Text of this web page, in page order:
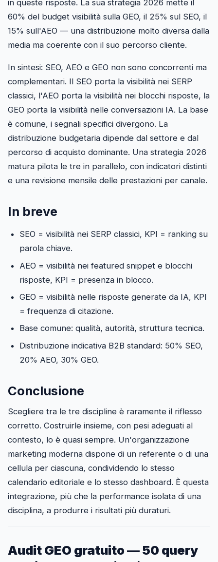
in queste risposte. La sua strategia 2026 mette il
60% del budget visibilità sulla GEO, il 25% sul SEO, il
15% sull'AEO — una distribuzione molto diversa dalla
media ma coerente con il suo percorso cliente.
In sintesi: SEO, AEO e GEO non sono concorrenti ma
complementari. Il SEO porta la visibilità nei SERP
classici, l'AEO porta la visibilità nei blocchi risposte, la
GEO porta la visibilità nelle conversazioni IA. La base
è comune, i segnali specifici divergono. La
distribuzione budgetaria dipende dal settore e dal
percorso di acquisto dominante. Una strategia 2026
matura pilota le tre in parallelo, con indicatori distinti
e una revisione mensile delle prestazioni per canale.
In breve
SEO = visibilità nei SERP classici, KPI = ranking su
parola chiave.
AEO = visibilità nei featured snippet e blocchi
risposte, KPI = presenza in blocco.
GEO = visibilità nelle risposte generate da IA, KPI
= frequenza di citazione.
Base comune: qualità, autorità, struttura tecnica.
Distribuzione indicativa B2B standard: 50% SEO,
20% AEO, 30% GEO.
Conclusione
Scegliere tra le tre discipline è raramente il riflesso
corretto. Costruirle insieme, con pesi adeguati al
contesto, lo è quasi sempre. Un'organizzazione
marketing moderna dispone di un referente o di una
cellula per ciascuna, condividendo lo stesso
calendario editoriale e lo stesso dashboard. È questa
integrazione, più che la performance isolata di una
disciplina, a produrre i risultati più duraturi.
Audit GEO gratuito — 50 query